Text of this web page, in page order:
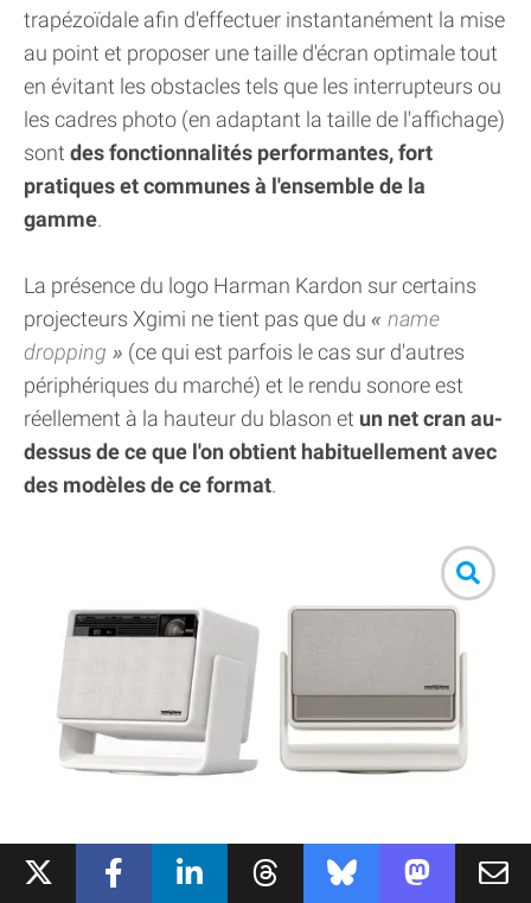
trapézoïdale afin d'effectuer instantanément la mise
au point et proposer une taille d'écran optimale tout
en évitant les obstacles tels que les interrupteurs ou
les cadres photo (en adaptant la taille de l'affichage)
sont des fonctionnalités performantes, fort
pratiques et communes à l'ensemble de la
gamme.
La présence du logo Harman Kardon sur certains
projecteurs Xgimi ne tient pas que du
name
dropping
(ce qui est parfois le cas sur d'autres
périphériques du marché) et le rendu sonore est
réellement à la hauteur du blason et un net cran au-
dessus de ce que l'on obtient habituellement avec
des modèles de ce format.